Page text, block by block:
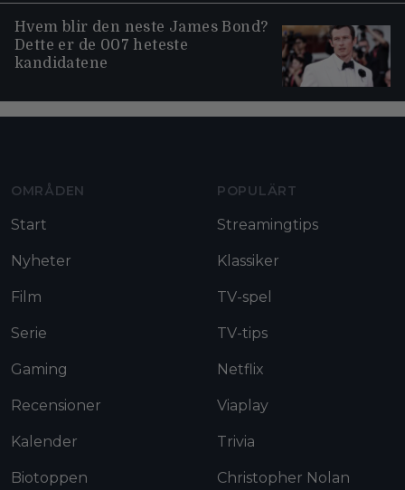
Hvem blir den neste James Bond?
Dette er de 007 heteste
kandidatene
OMRÅDEN
Start
Nyheter
Film
Serie
Gaming
Recensioner
Kalender
Biotoppen
POPULÄRT
Streamingtips
Klassiker
TV-spel
TV-tips
Netflix
Viaplay
Trivia
Christopher Nolan